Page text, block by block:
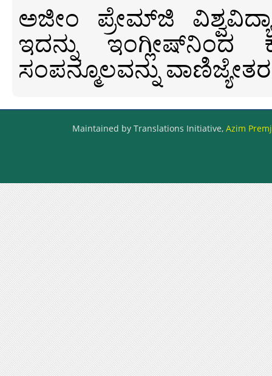
ಅಜೀಂ ಪ್ರೇಮ್‍ಜಿ
ಇದನ್ನು ಇಂಗ್ಲೀಷ್‍ನಿಂದ
ಸಂಪನ್ಮೂಲವನ್ನು
Maintained by Translations Initiative, Azim